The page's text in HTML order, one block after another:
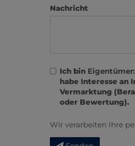
Nachricht
Ich bin
habe Interesse an
Vermarktung
oder Bewertung).
Wir verarbeiten Ihre